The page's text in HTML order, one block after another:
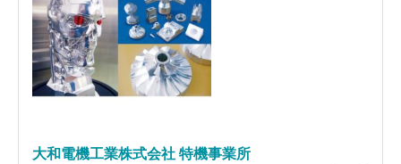
大和電機工業株式会社 特機事業所